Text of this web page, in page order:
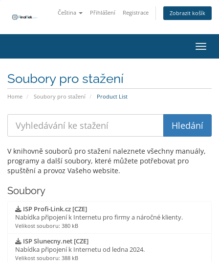
Čeština Přihlášení Registrace Zobrazit košík
Soubory pro stažení
Home Soubory pro stažení Product List
V knihovně souborů pro stažení naleznete všechny manuály,
programy a další soubory, které můžete potřebovat pro
spuštění a provoz Vašeho website.
Soubory
ISP Profi-Link.cz [CZE]
Nabídka připojení k Internetu pro firmy a náročné klienty.
Velikost souboru: 380 kB
ISP Slunecny.net [CZE]
Nabídka připojení k Internetu od ledna 2024.
Velikost souboru: 388 kB